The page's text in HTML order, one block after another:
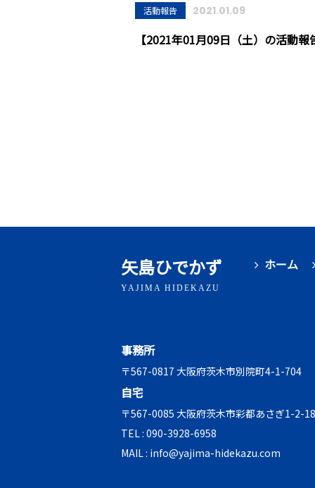
活動報告 2021.01.09
【2021年01月09日（土）の活動報
矢島ひでかず
YAJIMA HIDEKAZU
ホーム
事務所
〒567-0817 大阪府茨木市別院町4-1-704
自宅
〒567-0085 大阪府茨木市彩都あさぎ1-2-
TEL : 090-3928-6958
MAIL : info@yajima-hidekazu.com